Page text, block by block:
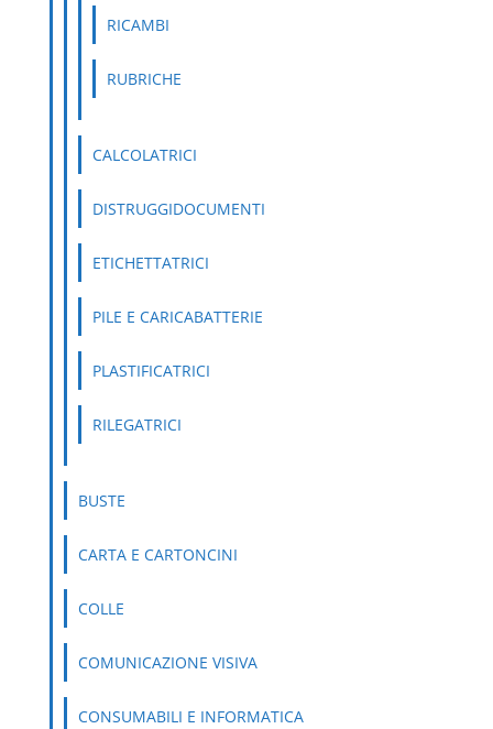
RICAMBI
RUBRICHE
CALCOLATRICI
DISTRUGGIDOCUMENTI
ETICHETTATRICI
PILE E CARICABATTERIE
PLASTIFICATRICI
RILEGATRICI
BUSTE
CARTA E CARTONCINI
COLLE
COMUNICAZIONE VISIVA
CONSUMABILI E INFORMATICA